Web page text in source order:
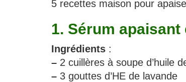
5 recettes maison pour
1. Sérum
Ingrédients :
– 2 cuillères à soupe d’huile
– 3 gouttes d’HE de lavande